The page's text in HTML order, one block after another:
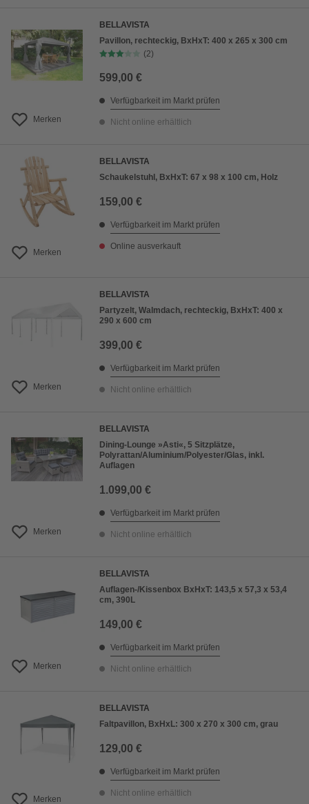
Merken
BELLAVISTA
Pavillon, rechteckig, BxHxT: 400 x 265 x 300 cm
(2)
599,00 €
Verfügbarkeit im Markt prüfen
Nicht online erhältlich
Merken
BELLAVISTA
Schaukelstuhl, BxHxT: 67 x 98 x 100 cm, Holz
159,00 €
Verfügbarkeit im Markt prüfen
Online ausverkauft
Merken
BELLAVISTA
Partyzelt, Walmdach, rechteckig, BxHxT: 400 x
290 x 600 cm
399,00 €
Verfügbarkeit im Markt prüfen
Nicht online erhältlich
Merken
BELLAVISTA
Dining-Lounge »Asti«, 5 Sitzplätze,
Polyrattan/Aluminium/Polyester/Glas, inkl.
Auflagen
1.099,00 €
Verfügbarkeit im Markt prüfen
Nicht online erhältlich
Merken
BELLAVISTA
Auflagen-/Kissenbox BxHxT: 143,5 x 57,3 x 53,4
cm, 390L
149,00 €
Verfügbarkeit im Markt prüfen
Nicht online erhältlich
Merken
BELLAVISTA
Faltpavillon, BxHxL: 300 x 270 x 300 cm, grau
129,00 €
Verfügbarkeit im Markt prüfen
Nicht online erhältlich